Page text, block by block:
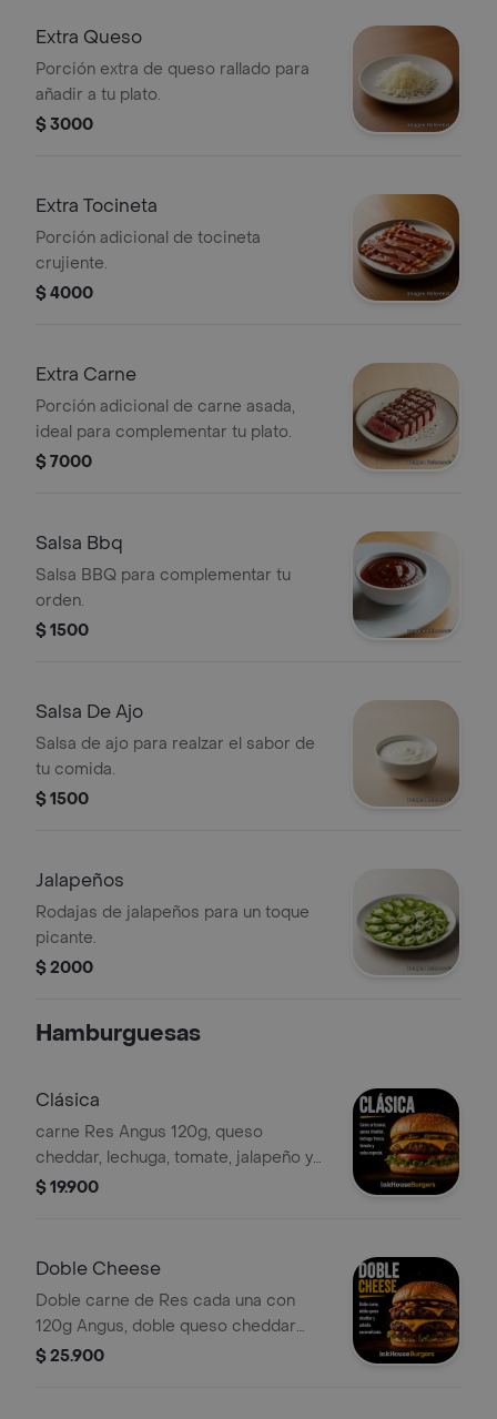
Extra Queso
Porción extra de queso rallado para
añadir a tu plato.
$ 3000
Extra Tocineta
Porción adicional de tocineta
crujiente.
$ 4000
Extra Carne
Porción adicional de carne asada,
ideal para complementar tu plato.
$ 7000
Salsa Bbq
Salsa BBQ para complementar tu
orden.
$ 1500
Salsa De Ajo
Salsa de ajo para realzar el sabor de
tu comida.
$ 1500
Jalapeños
Rodajas de jalapeños para un toque
picante.
$ 2000
Hamburguesas
Clásica
carne Res Angus 120g, queso
cheddar, lechuga, tomate, jalapeño y
salsa especial.
$ 19.900
Doble Cheese
Doble carne de Res cada una con
120g Angus, doble queso cheddar
cebolla caramelizada lechuga y
$ 25.900